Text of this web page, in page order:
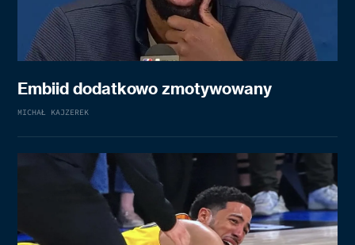
Embiid dodatkowo zmotywowany
MICHAŁ KAJZEREK